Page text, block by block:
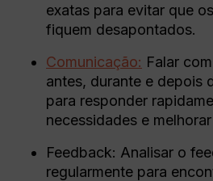
exatas para evitar que
fiquem desapontados.
Comunicação: Falar
antes, durante e depois
para responder
necessidades e
Feedback: Analisar o
regularmente para